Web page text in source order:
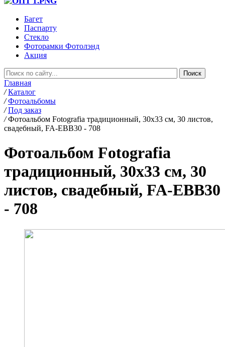
Багет
Паспарту
Стекло
Фоторамки Фотолэнд
Акция
Главная
/ Каталог
/ Фотоальбомы
/ Под заказ
/ Фотоальбом Fotografia традиционный, 30х33 см, 30 листов,
свадебный, FA-EBB30 - 708
Фотоальбом Fotografia
традиционный, 30х33 см, 30
листов, свадебный, FA-EBB30
- 708